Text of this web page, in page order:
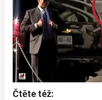
Čtěte též: